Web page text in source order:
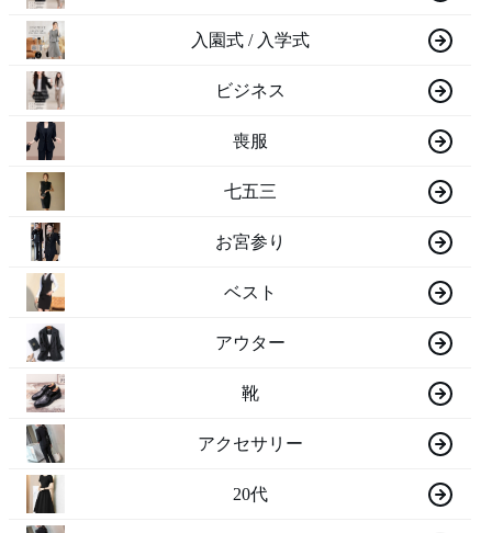
入園式 / 入学式
ビジネス
喪服
七五三
お宮参り
ベスト
アウター
靴
アクセサリー
20代